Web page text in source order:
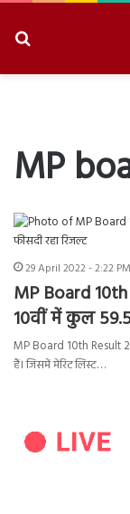
MP
29 April 2022 - 2:22 PM
MP Board
10वीं में कुल
MP Board 10th Result
हैं। जिसमें मेरिट लिस्ट…